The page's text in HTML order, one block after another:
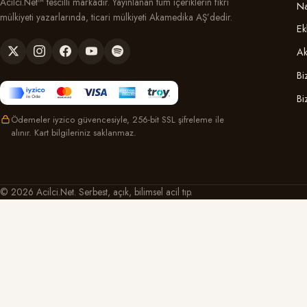
mülkiyeti yazarlarında, ticari mülkiyeti Akamedika AŞ’dedir.
Ödemeler iyzico güvencesiyle, 256-bit SSL şifreleme ile
alınır. Kart bilgileriniz saklanmaz.
© 2026 Acilci.Net. Serbest, açık, bilimsel acil tıp.